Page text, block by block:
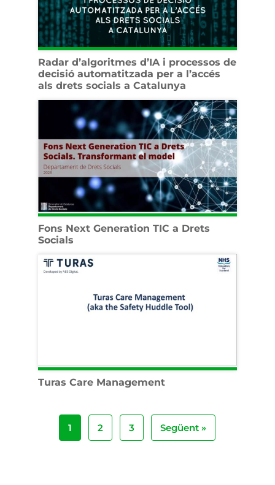
Radar d’algoritmes d’IA i processos de
decisió automatitzada per a l’accés
als drets socials a Catalunya
Fons Next Generation TIC a Drets
Socials
Turas Care Management
1 2 3 Següent »